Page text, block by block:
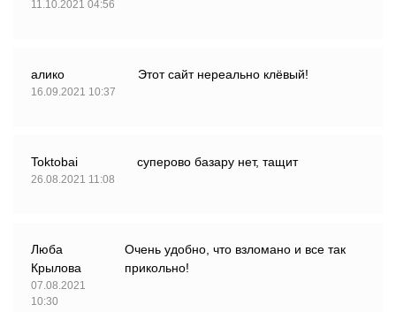
11.10.2021 04:56
алико
16.09.2021 10:37
Этот сайт нереально клёвый!
Toktobai
26.08.2021 11:08
суперово базару нет, тащит
Люба
Крылова
07.08.2021
10:30
Очень удобно, что взломано и все так
прикольно!